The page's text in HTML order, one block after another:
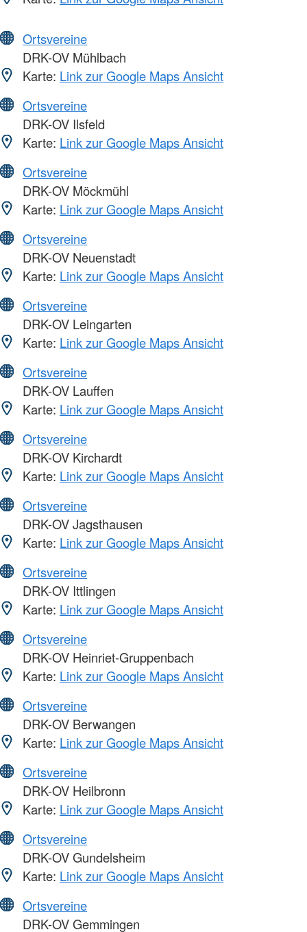
Ortsvereine
DRK-OV Mühlbach
Karte: Link zur Google Maps Ansicht
Ortsvereine
DRK-OV Ilsfeld
Karte: Link zur Google Maps Ansicht
Ortsvereine
DRK-OV Möckmühl
Karte: Link zur Google Maps Ansicht
Ortsvereine
DRK-OV Neuenstadt
Karte: Link zur Google Maps Ansicht
Ortsvereine
DRK-OV Leingarten
Karte: Link zur Google Maps Ansicht
Ortsvereine
DRK-OV Lauffen
Karte: Link zur Google Maps Ansicht
Ortsvereine
DRK-OV Kirchardt
Karte: Link zur Google Maps Ansicht
Ortsvereine
DRK-OV Jagsthausen
Karte: Link zur Google Maps Ansicht
Ortsvereine
DRK-OV Ittlingen
Karte: Link zur Google Maps Ansicht
Ortsvereine
DRK-OV Heinriet-Gruppenbach
Karte: Link zur Google Maps Ansicht
Ortsvereine
DRK-OV Berwangen
Karte: Link zur Google Maps Ansicht
Ortsvereine
DRK-OV Heilbronn
Karte: Link zur Google Maps Ansicht
Ortsvereine
DRK-OV Gundelsheim
Karte: Link zur Google Maps Ansicht
Ortsvereine
DRK-OV Gemmingen